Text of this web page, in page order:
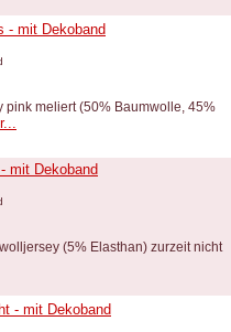
- mit Dekoband
pink meliert (50% Baumwolle, 45%
mit Dekoband
(5% Elasthan) zurzeit nicht
- mit Dekoband